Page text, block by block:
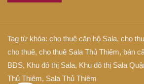
Tag từ khóa: cho thuê căn hộ Sala, cho
cho thuê, cho thuê Sala Thủ Thiêm, bán
BĐS, Khu đô thị Sala, Khu đô thị Sala
Thủ Thiêm, Sala Thủ Thiêm